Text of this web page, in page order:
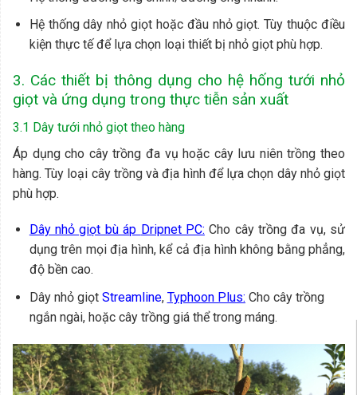
Hệ thống dây nhỏ giọt hoặc đầu nhỏ giọt. Tùy thuộc điều
kiện thực tế để lựa chọn loại thiết bị nhỏ giọt phù hợp.
3. Các thiết bị thông dụng cho hệ hống tưới nhỏ
giọt và ứng dụng trong thực tiễn sản xuất
3.1 Dây tưới nhỏ giọt theo hàng
Áp dụng cho cây trồng đa vụ hoặc cây lưu niên trồng theo
hàng. Tùy loại cây trồng và địa hình để lựa chọn dây nhỏ giọt
phù hợp.
Dây nhỏ giọt bù áp Dripnet PC: Cho cây trồng đa vụ, sử
dụng trên mọi địa hình, kể cả địa hình không bằng phẳng,
độ bền cao.
Dây nhỏ giọt Streamline, Typhoon Plus: Cho cây trồng
ngắn ngài, hoặc cây trồng giá thể trong máng.